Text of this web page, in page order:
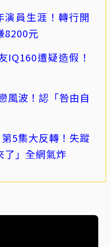
員生涯！轉行開
元
IQ160遭疑造假！
風波！認「咎由自
第5集大反轉！失蹤
了」全網氣炸